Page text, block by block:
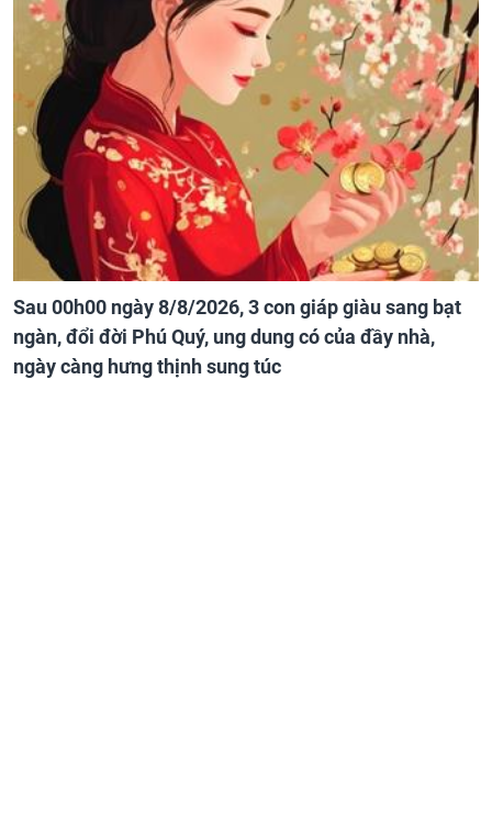
Sau 00h00 ngày 8/8/2026, 3 con giáp giàu sang bạt
ngàn, đổi đời Phú Quý, ung dung có của đầy nhà,
ngày càng hưng thịnh sung túc